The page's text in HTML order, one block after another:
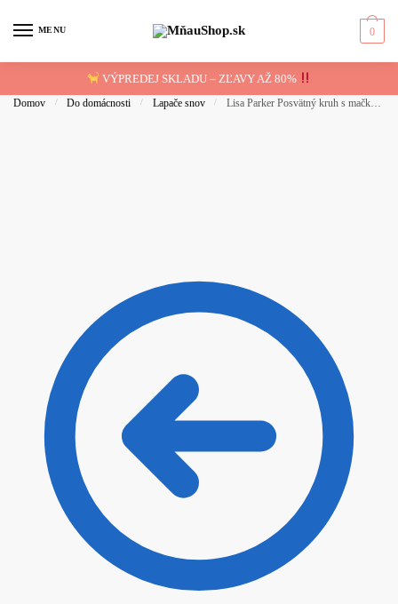
MENU 0
VÝPREDEJ SKLADU – ZĽAVY AŽ 80%
Domov / Do domácnosti / Lapače snov / Lisa Parker Posvätný kruh s mačkou Lapač snov 33cm